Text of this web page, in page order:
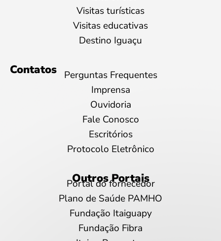
Visitas turísticas
Visitas educativas
Destino Iguaçu
Contatos
Perguntas Frequentes
Imprensa
Ouvidoria
Fale Conosco
Escritórios
Protocolo Eletrônico
Outros Portais
Portal do fornecedor
Plano de Saúde PAMHO
Fundação Itaiguapy
Fundação Fibra